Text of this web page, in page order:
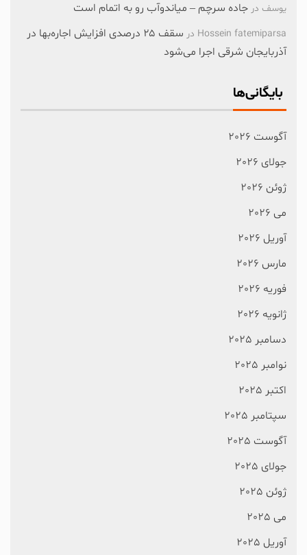
یوسف در جاده سرچم – میاندوآب رو به اتمام است
Hossein fatemiparsa در
سقف ۲۵ درصدی افزایش اجاره‌بها در
آذربایجان شرقی اجرا می‌شود
بایگانی‌ها
آگوست 2026
جولای 2026
ژوئن 2026
می 2026
آوریل 2026
مارس 2026
فوریه 2026
ژانویه 2026
دسامبر 2025
نوامبر 2025
اکتبر 2025
سپتامبر 2025
آگوست 2025
جولای 2025
ژوئن 2025
می 2025
آوریل 2025